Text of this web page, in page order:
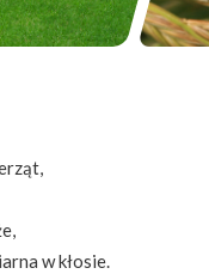
w kłosie.